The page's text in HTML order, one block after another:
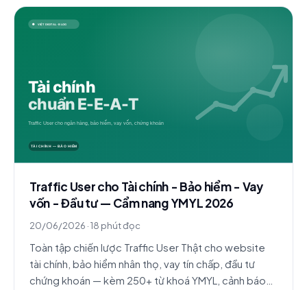
Traffic User cho Tài chính - Bảo hiểm - Vay
vốn - Đầu tư — Cẩm nang YMYL 2026
20/06/2026 ·18 phút đọc
Toàn tập chiến lược Traffic User Thật cho website
tài chính, bảo hiểm nhân thọ, vay tín chấp, đầu tư
chứng khoán — kèm 250+ từ khoá YMYL, cảnh báo